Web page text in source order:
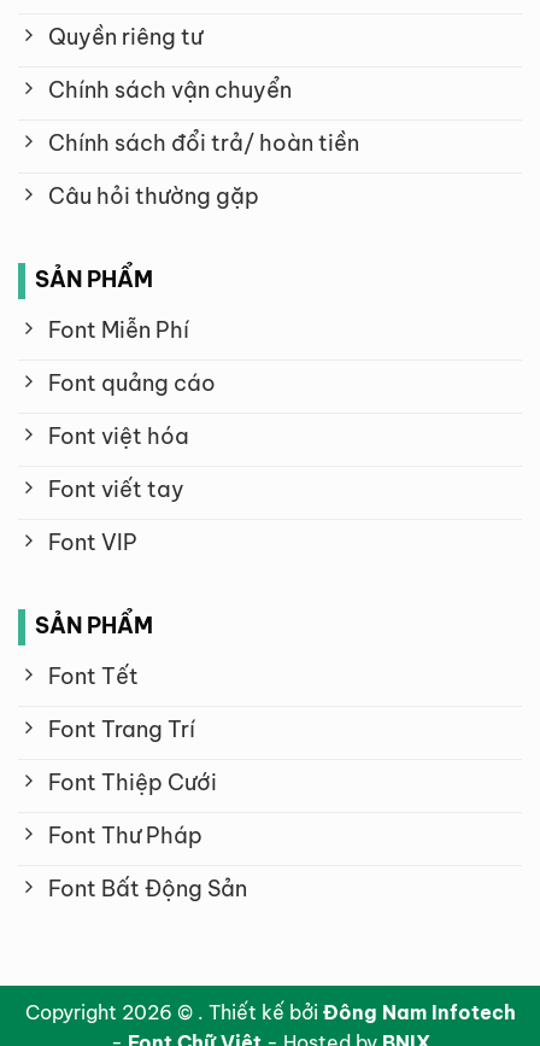
Quyền riêng tư
Chính sách vận chuyển
Chính sách đổi trả/ hoàn tiền
Câu hỏi thường gặp
SẢN PHẨM
Font Miễn Phí
Font quảng cáo
Font việt hóa
Font viết tay
Font VIP
SẢN PHẨM
Font Tết
Font Trang Trí
Font Thiệp Cưới
Font Thư Pháp
Font Bất Động Sản
Copyright 2026 © . Thiết kế bởi Đông Nam Infotech